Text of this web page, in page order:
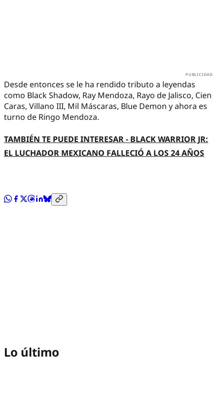
Desde entonces se le ha rendido tributo a leyendas
como Black Shadow, Ray Mendoza, Rayo de Jalisco, Cien
Caras, Villano III, Mil Máscaras, Blue Demon y ahora es
turno de Ringo Mendoza.
TAMBIÉN TE PUEDE INTERESAR - BLACK WARRIOR JR:
EL LUCHADOR MEXICANO FALLECIÓ A LOS 24 AÑOS
Lo último